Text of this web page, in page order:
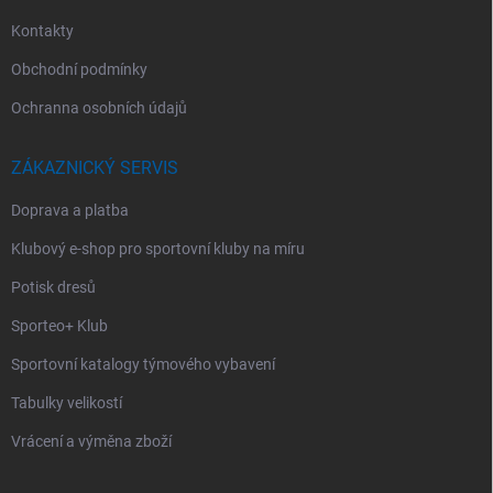
Kontakty
Obchodní podmínky
Ochranna osobních údajů
ZÁKAZNICKÝ SERVIS
Doprava a platba
Klubový e-shop pro sportovní kluby na míru
Potisk dresů
Sporteo+ Klub
Sportovní katalogy týmového vybavení
Tabulky velikostí
Vrácení a výměna zboží